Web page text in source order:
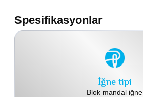
Spesifikasyonlar
İğne tipi
Blok mandal iğne